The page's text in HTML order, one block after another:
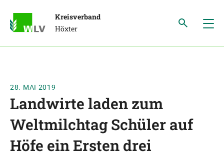
Kreisverband
Höxter
28. MAI 2019
Landwirte laden zum
Weltmilchtag Schüler auf
Höfe ein Ersten drei